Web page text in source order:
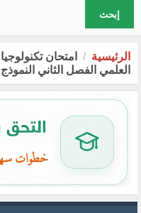
إبحث
الرئيسية
امتحان
العلمي الفصل الثاني النموذج 2